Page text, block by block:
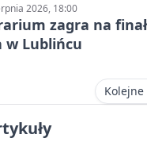
2026, 18:00
zagra na
w Lublińcu